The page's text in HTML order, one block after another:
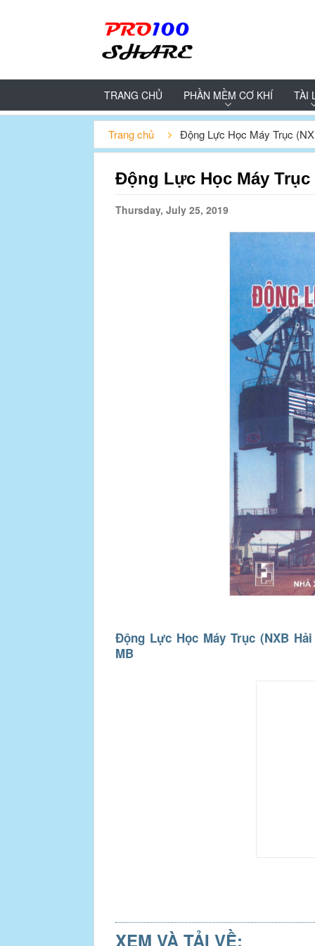
TRANG CHỦ PHẦN MỀM CƠ KHÍ TÀI
Trang chủ Động Lực Học Máy Trục
Động Lực Học Máy Trục
Thursday, July 25, 2019
Động Lực Học Máy Trục (NXB
MB
XEM VÀ TẢI VỀ: